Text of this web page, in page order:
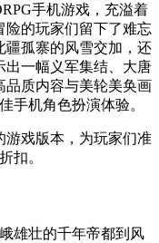
手机游戏，充溢着
险的玩家们留下了难忘
疆孤寨的风雪交加，还
出一幅义军集结、大唐
品质内容与美轮美奂画
手机角色扮演体验。
游戏版本，为玩家们准
扣。
雄壮的千年帝都到风